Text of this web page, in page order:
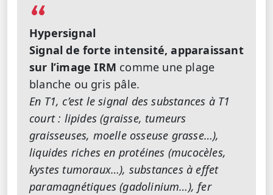
Hypersignal
Signal de forte intensité, apparaissant
sur l’image IRM comme une plage
blanche ou gris pâle.
En T1, c’est le signal des substances à T1
court : lipides (graisse, tumeurs
graisseuses, moelle osseuse grasse…),
liquides riches en protéines (mucocèles,
kystes tumoraux…), substances à effet
paramagnétiques (gadolinium…), fer